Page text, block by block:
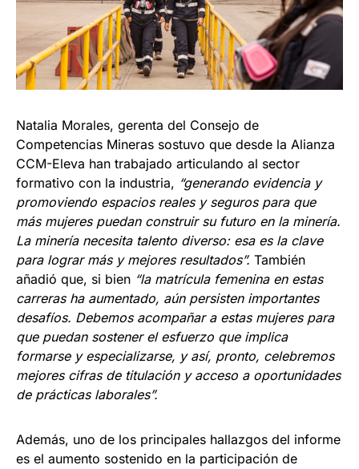
Natalia Morales, gerenta del Consejo de
Competencias Mineras sostuvo que desde la Alianza
CCM-Eleva han trabajado articulando al sector
formativo con la industria, “generando evidencia y
promoviendo espacios reales y seguros para que
más mujeres puedan construir su futuro en la minería.
La minería necesita talento diverso: esa es la clave
para lograr más y mejores resultados”. También
añadió que, si bien “la matrícula femenina en estas
carreras ha aumentado, aún persisten importantes
desafíos. Debemos acompañar a estas mujeres para
que puedan sostener el esfuerzo que implica
formarse y especializarse, y así, pronto, celebremos
mejores cifras de titulación y acceso a oportunidades
de prácticas laborales”.
Además, uno de los principales hallazgos del informe
es el aumento sostenido en la participación de